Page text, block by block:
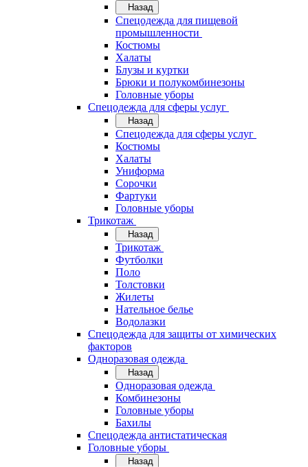
Назад
Спецодежда для пищевой
промышленности
Костюмы
Халаты
Блузы и куртки
Брюки и полукомбинезоны
Головные уборы
Спецодежда для сферы услуг
Назад
Спецодежда для сферы услуг
Костюмы
Халаты
Униформа
Сорочки
Фартуки
Головные уборы
Трикотаж
Назад
Трикотаж
Футболки
Поло
Толстовки
Жилеты
Нательное белье
Водолазки
Спецодежда для защиты от химических
факторов
Одноразовая одежда
Назад
Одноразовая одежда
Комбинезоны
Головные уборы
Бахилы
Спецодежда антистатическая
Головные уборы
Назад